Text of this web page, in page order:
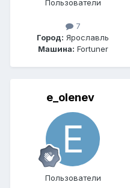
Пользователи
7
Город: Ярославль
Машина: Fortuner
e_olenev
Пользователи